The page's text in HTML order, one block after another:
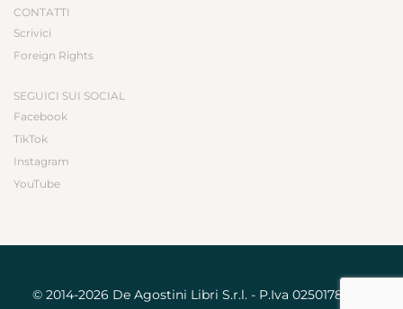
CONTATTI
Scrivici
Foreign Rights
SEGUICI SUI SOCIAL
Facebook
TikTok
Instagram
YouTube
© 2014-2026 De Agostini Libri S.r.l. - P.Iva 02501780031